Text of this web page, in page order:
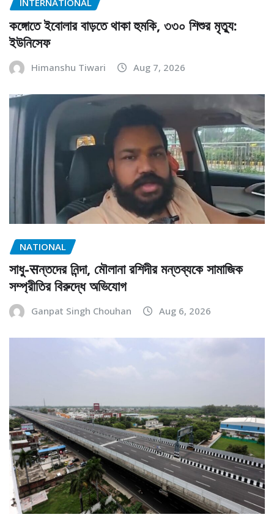
INTERNATIONAL
কঙ্গোতে ইবোলার বাড়তে থাকা হুমকি, ৩৩০ শিশুর মৃত্যু:
ইউনিসেফ
Himanshu Tiwari Aug 7, 2026
NATIONAL
সাধু-सন্তদের নিন্দা, মৌলানা রশিদীর মন্তব্যকে সামাজিক
সম্প্রীতির বিরুদ্ধে অভিযোগ
Ganpat Singh Chouhan Aug 6, 2026